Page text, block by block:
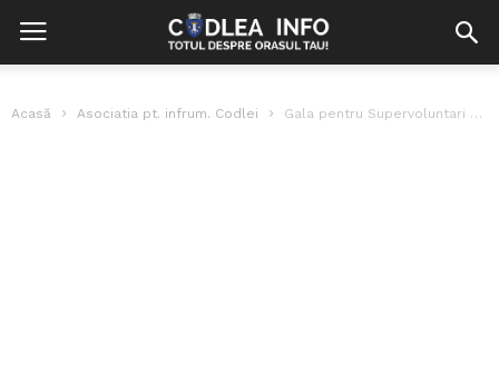
Acasă Asociatia pt. infrum. Codlei Gala pentru Supervoluntari 2011